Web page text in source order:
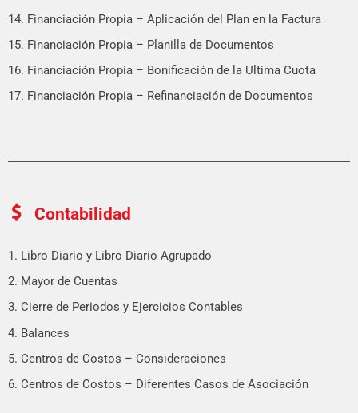
14. Financiación Propia – Aplicación del Plan en la Factura
15. Financiación Propia – Planilla de Documentos
16. Financiación Propia – Bonificación de la Ultima Cuota
17. Financiación Propia – Refinanciación de Documentos
Contabilidad
1. Libro Diario y Libro Diario Agrupado
2. Mayor de Cuentas
3. Cierre de Periodos y Ejercicios Contables
4. Balances
5. Centros de Costos – Consideraciones
6. Centros de Costos – Diferentes Casos de Asociación